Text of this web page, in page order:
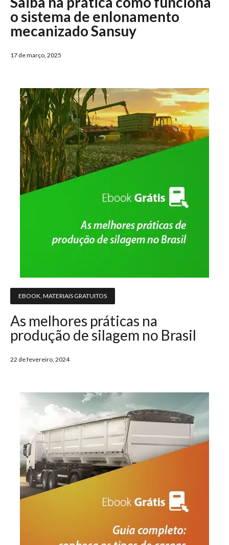
o sistema de enlonamento
mecanizado Sansuy
17 de março, 2025
EBOOK MATERIAIS GRATUITOS
As melhores práticas na
produção de silagem no Brasil
22 de fevereiro, 2024